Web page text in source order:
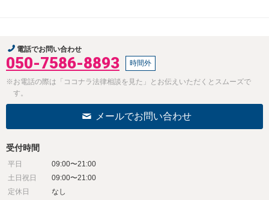
電話でお問い合わせ
050-7586-8893 時間外
※お電話の際は「ココナラ法律相談を見た」とお伝えいただくとスムーズで
す。
メールでお問い合わせ
受付時間
平日
09:00〜21:00
土日祝日
09:00〜21:00
定休日
なし